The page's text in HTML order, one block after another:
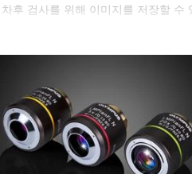
후 검사를 위해 이미지를 저장할 수
장을 분리하는 데 이상적으로 사용